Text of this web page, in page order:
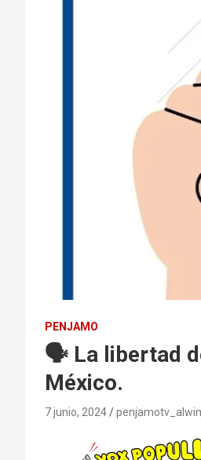
PENJAMO
🗣️ La libertad
México.
7 junio, 2024